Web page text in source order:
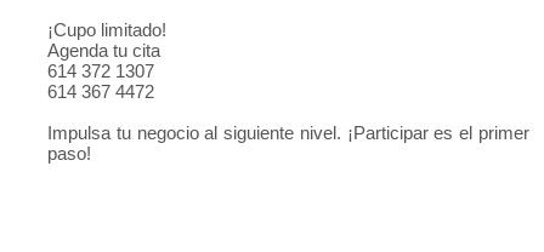
¡Cupo limitado!
Agenda tu cita
614 372 1307
614 367 4472
Impulsa tu negocio al siguiente nivel. ¡Participar es el primer
paso!